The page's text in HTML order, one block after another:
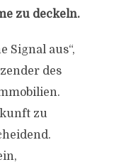
zu deckeln.
Signal aus“,
des
zu